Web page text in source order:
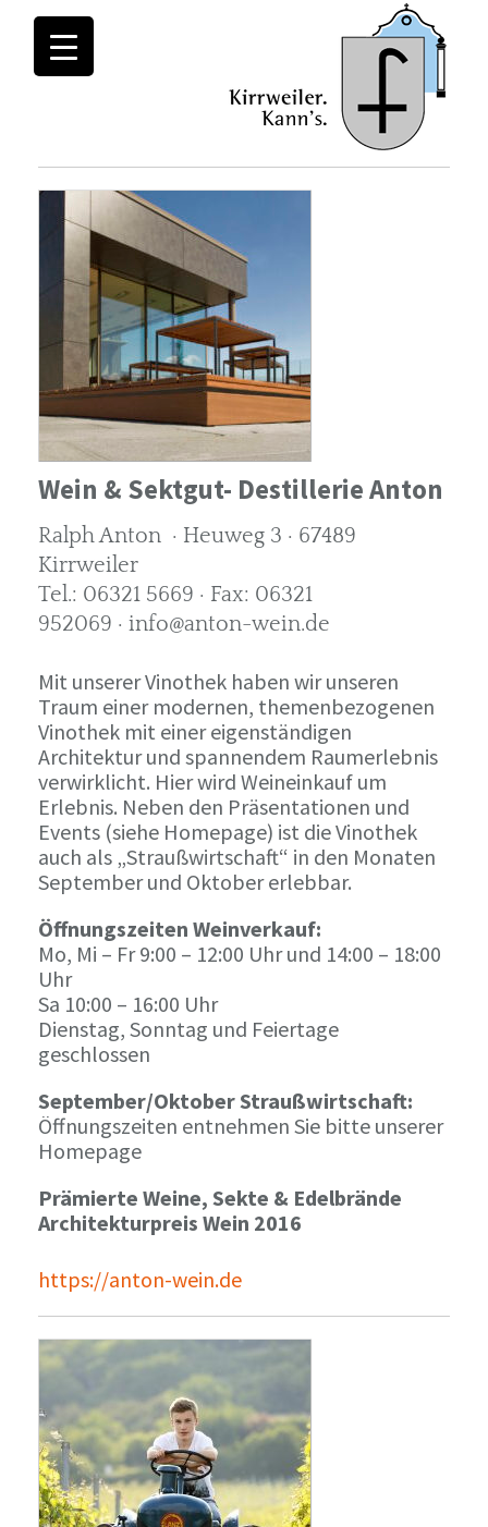
Wein & Sektgut- Destillerie Anton
Ralph Anton · Heuweg 3 · 67489
Kirrweiler
Tel.: 06321 5669 · Fax: 06321
952069 · info@anton-wein.de
Mit unserer Vinothek haben wir unseren
Traum einer modernen, themenbezogenen
Vinothek mit einer eigenständigen
Architektur und spannendem Raumerlebnis
verwirklicht. Hier wird Weineinkauf um
Erlebnis. Neben den Präsentationen und
Events (siehe Homepage) ist die Vinothek
auch als „Straußwirtschaft“ in den Monaten
September und Oktober erlebbar.
Öffnungszeiten Weinverkauf:
Mo, Mi – Fr 9:00 – 12:00 Uhr und 14:00 – 18:00
Uhr
Sa 10:00 – 16:00 Uhr
Dienstag, Sonntag und Feiertage
geschlossen
September/Oktober Straußwirtschaft:
Öffnungszeiten entnehmen Sie bitte unserer
Homepage
Prämierte Weine, Sekte & Edelbrände
Architekturpreis Wein 2016
https://anton-wein.de